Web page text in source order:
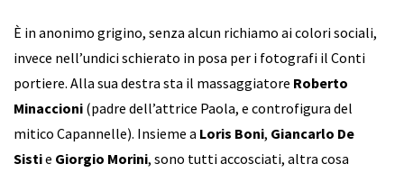
È in anonimo grigino, senza alcun richiamo ai colori sociali,
invece nell’undici schierato in posa per i fotografi il Conti
portiere. Alla sua destra sta il massaggiatore Roberto
Minaccioni (padre dell’attrice Paola, e controfigura del
mitico Capannelle). Insieme a Loris Boni, Giancarlo De
Sistie Giorgio Morini, sono tutti accosciati, altra cosa